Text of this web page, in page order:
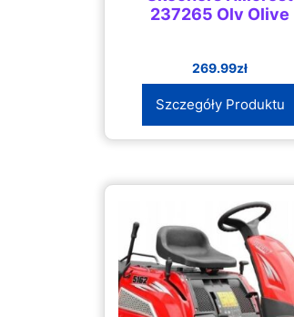
237265 Olv Olive
269.99zł
Szczegóły Produktu